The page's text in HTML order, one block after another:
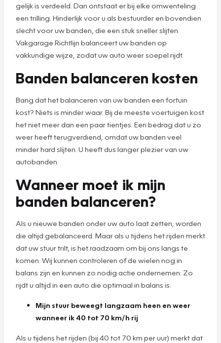
gelijk is verdeeld. Dan ontstaat er bij elke omwenteling
een trilling. Hinderlijk voor u als bestuurder en bovendien
slecht voor uw banden, die een stuk sneller slijten.
Vakgarage Richtlijn balanceert uw banden op
vakkundige wijze, zodat uw auto weer soepel rijdt.
Banden balanceren kosten
Bang dat het balanceren van uw banden een fortuin
kost? Niets is minder waar. Bij de meeste voertuigen kost
het niet meer dan een paar tientjes. Een bedrag dat u zo
weer heeft terugverdiend, omdat uw banden veel
minder hard slijten. U heeft dus langer plezier van uw
autobanden.
Wanneer moet ik mijn
banden balanceren?
Als u nieuwe banden onder uw auto laat zetten, worden
die altijd gebalanceerd. Maar als u tijdens het rijden merkt
dat uw stuur trilt, is het raadzaam om bij ons langs te
komen. Wij kunnen controleren of de wielen nog in
balans zijn en kunnen zo nodig actie ondernemen. Zo
rijdt u altijd in een auto die optimaal in balans is.
Mijn stuur beweegt langzaam heen en weer
wanneer ik 40 tot 70 km/h rij
Als u tijdens het rijden (bij 40 tot 70 km per uur) merkt dat